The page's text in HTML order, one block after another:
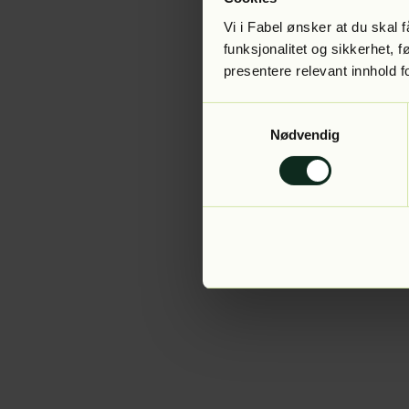
Vi i Fabel ønsker at du skal
funksjonalitet og sikkerhet,
presentere relevant innhold
Nødvendig
Application